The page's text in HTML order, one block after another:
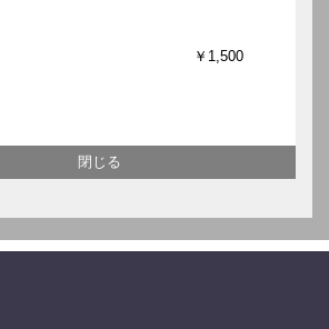
￥1,500